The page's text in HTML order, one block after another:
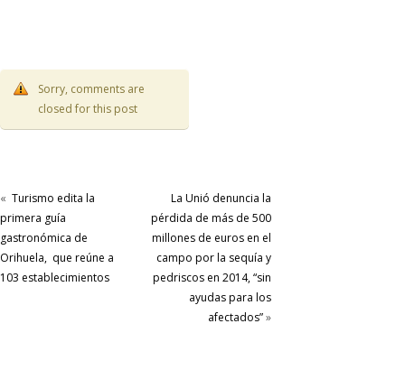
Sorry, comments are
closed for this post
« Turismo edita la
primera guía
gastronómica de
Orihuela, que reúne a
103 establecimientos
La Unió denuncia la
pérdida de más de 500
millones de euros en el
campo por la sequía y
pedriscos en 2014, “sin
ayudas para los
afectados”»